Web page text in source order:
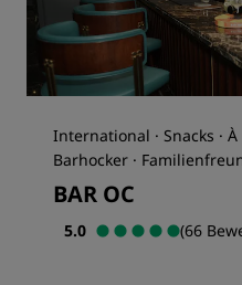
International · Snacks · À
Barhocker ·
BAR OC
5.0 (66